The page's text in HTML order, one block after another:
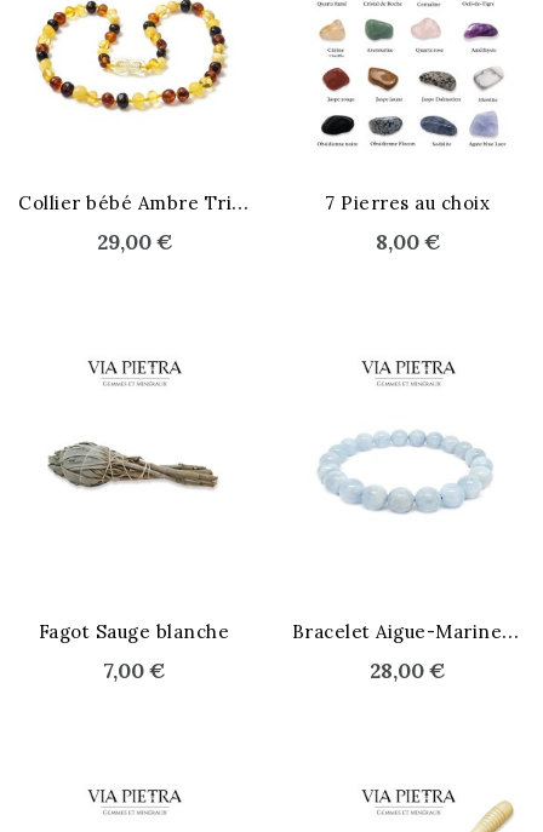
C
ollier bébé Ambre Tricolore
29,00 €
7 Pierres au choix
8,00 €
Fagot Sauge blanche
7,00 €
B
racelet Aigue-Marine 8 mm
28,00 €